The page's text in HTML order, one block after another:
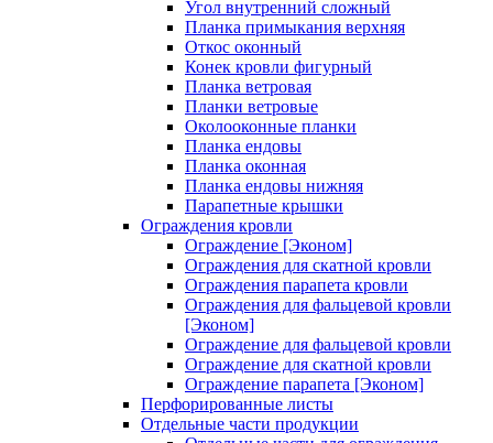
Угол внутренний сложный
Планка примыкания верхняя
Откос оконный
Конек кровли фигурный
Планка ветровая
Планки ветровые
Околооконные планки
Планка ендовы
Планка оконная
Планка ендовы нижняя
Парапетные крышки
Ограждения кровли
Ограждение [Эконом]
Ограждения для скатной кровли
Ограждения парапета кровли
Ограждения для фальцевой кровли
[Эконом]
Ограждение для фальцевой кровли
Ограждение для скатной кровли
Ограждение парапета [Эконом]
Перфорированные листы
Отдельные части продукции